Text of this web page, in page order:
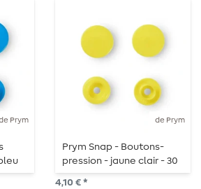
Prym de Prym
Prym Snap - Boutons-
pression - jaune clair - 30
pièces
4,10 € *